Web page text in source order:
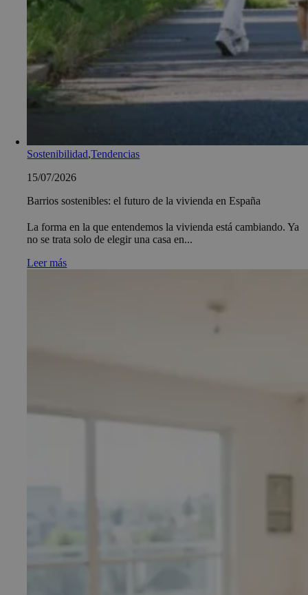
Sostenibilidad,Tendencias
15/07/2026
Barrios sostenibles: el futuro de la vivienda en España
La forma en la que entendemos la vivienda está cambiando. Ya
no se trata solo de elegir una casa en...
Leer más